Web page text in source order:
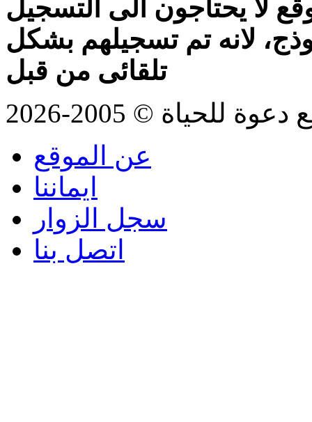
لا يحتاجون الى التسجيل
لانه تم تسجيلهم بشكل
تلقائى من قبل
© 2005-2026
عن الموقع
ايماننا
سجل الزوار
اتصل بنا